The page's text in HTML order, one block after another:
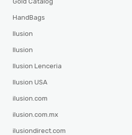
HandBags
Ilusion
Ilusion
Ilusion Lenceria
Ilusion USA
ilusion.com
ilusion.com.mx
ilusiondirect.com